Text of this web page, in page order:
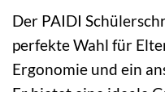
Der PAIDI
perfekte Wahl für
Ergonomie und ein